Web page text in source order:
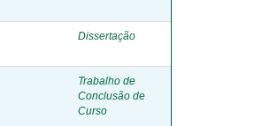
Dissertação
Trabalho de
Conclusão de
Curso